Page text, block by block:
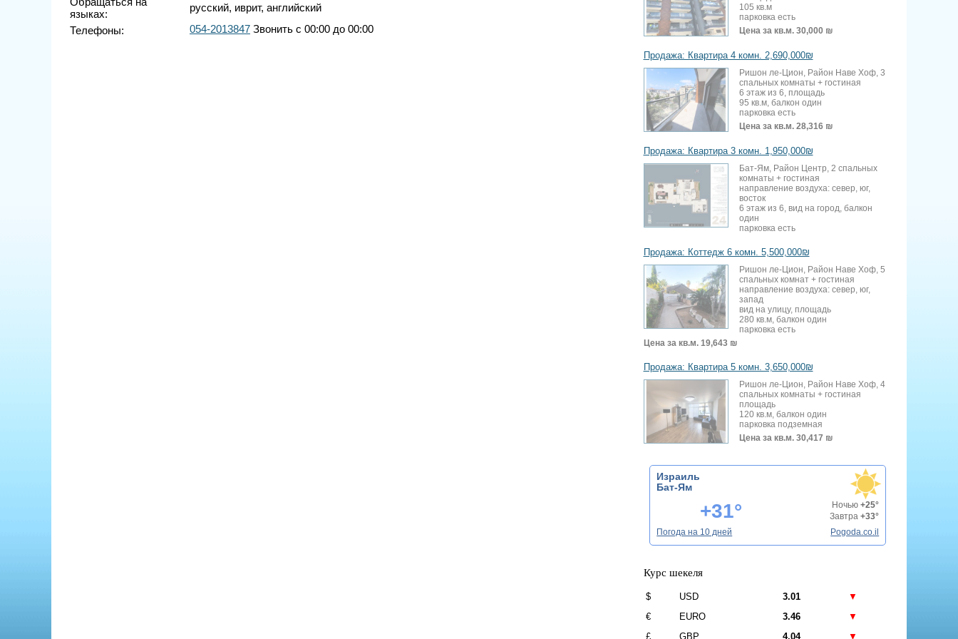
языках:
русский, иврит, английский
Телефоны:
054-2013847 Звонить с 00:00 до 00:00
105 кв.м
парковка есть
Цена за кв.м. 30,000 ₪
Продажа: Квартира 4 комн. 2,690,000₪
Ришон ле-Цион, Район Наве Хоф, 3
спальных комнаты + гостиная
6 этаж из 6, площадь
95 кв.м, балкон один
парковка есть
Цена за кв.м. 28,316 ₪
Продажа: Квартира 3 комн. 1,950,000₪
Бат-Ям, Район Центр, 2 спальных
комнаты + гостиная
направление воздуха: север, юг,
восток
6 этаж из 6, вид на город, балкон
один
парковка есть
Продажа: Коттедж 6 комн. 5,500,000₪
Ришон ле-Цион, Район Наве Хоф, 5
спальных комнат + гостиная
направление воздуха: север, юг,
запад
вид на улицу, площадь
280 кв.м, балкон один
парковка есть
Цена за кв.м. 19,643 ₪
Продажа: Квартира 5 комн. 3,650,000₪
Ришон ле-Цион, Район Наве Хоф, 4
спальных комнаты + гостиная
площадь
120 кв.м, балкон один
парковка подземная
Цена за кв.м. 30,417 ₪
Израиль
Бат-Ям
+31° Ночью+25°
Завтра+33°
Погода на 10 дней
Pogoda.co.il
Курс шекеля
$ USD 3.01
▼
€
EURO 3.46
▼
£
GBP 4.04 ▼